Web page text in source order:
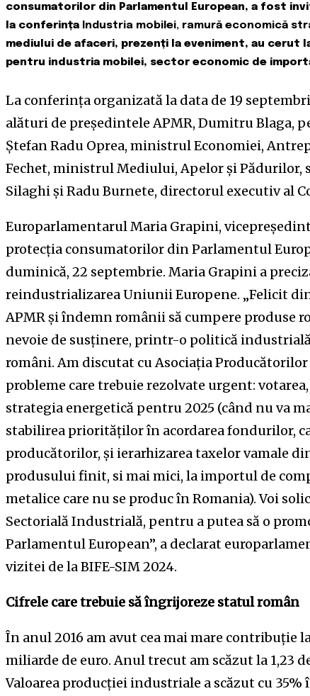
consumatorilor din Parlamentul European, a fost
la conferința Industria mobilei, ramură economică
mediului de afaceri, prezenți la eveniment, au cerut
pentru industria mobilei, sector economic de
La conferința organizată la data de 19
alături de președintele APMR, Dumitru Blaga,
Ștefan Radu Oprea, ministrul Economiei,
Fechet, ministrul Mediului, Apelor și Pădurilor,
Silaghi și Radu Burnete, directorul executiv al
Europarlamentarul Maria Grapini,
protecția consumatorilor din Parlamentul
duminică, 22 septembrie. Maria Grapini a
reindustrializarea Uniunii Europene. „Felicit
APMR și îndemn românii să cumpere produse
nevoie de susținere, printr-o politică
români. Am discutat cu Asociația
probleme care trebuie rezolvate urgent:
strategia energetică pentru 2025 (când nu va
stabilirea priorităților în acordarea fondurilor,
producătorilor, și ierarhizarea taxelor vamale
produsului finit, si mai mici, la importul de
metalice care nu se produc în Romania). Voi
Sectorială Industrială, pentru a putea să o
Parlamentul European”, a declarat
vizitei de la BIFE-SIM 2024.
Cifrele care trebuie să îngrijoreze statul român
În anul 2016 am avut cea mai mare contribuție
miliarde de euro. Anul trecut am scăzut la 1,23
Valoarea producției industriale a scăzut cu 35%